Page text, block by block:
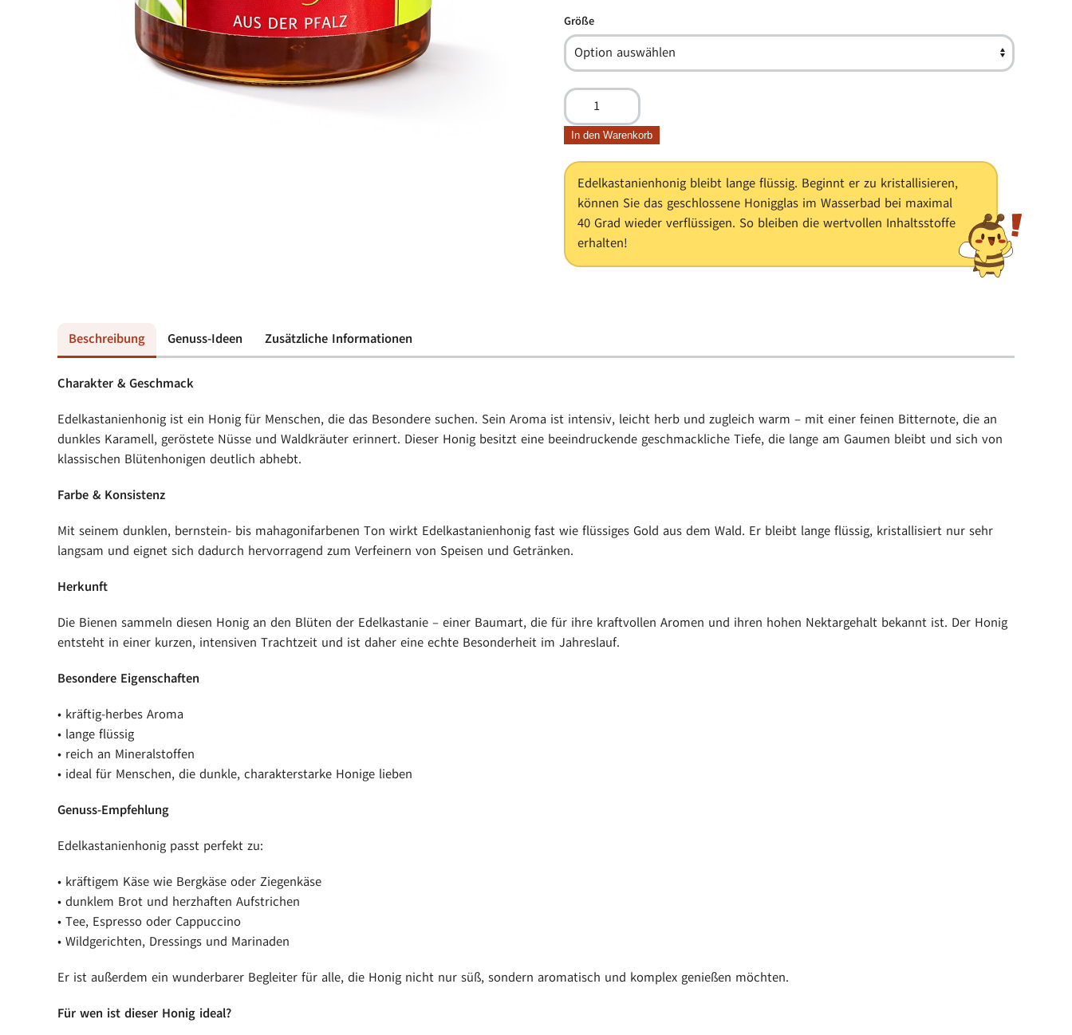
Größe
Edelkastanienhonig
Menge
In den Warenkorb
Edelkastanienhonig bleibt lange flüssig. Beginnt er zu kristallisieren,
können Sie das geschlossene Honigglas im Wasserbad bei maximal
40 Grad wieder verflüssigen. So bleiben die wertvollen Inhaltsstoffe
erhalten!
Beschreibung Genuss-Ideen Zusätzliche Informationen
Charakter & Geschmack
Edelkastanienhonig ist ein Honig für Menschen, die das Besondere suchen. Sein Aroma ist intensiv, leicht herb und zugleich warm – mit einer feinen Bitternote, die an
dunkles Karamell, geröstete Nüsse und Waldkräuter erinnert. Dieser Honig besitzt eine beeindruckende geschmackliche Tiefe, die lange am Gaumen bleibt und sich von
klassischen Blütenhonigen deutlich abhebt.
Farbe & Konsistenz
Mit seinem dunklen, bernstein- bis mahagonifarbenen Ton wirkt Edelkastanienhonig fast wie flüssiges Gold aus dem Wald. Er bleibt lange flüssig, kristallisiert nur sehr
langsam und eignet sich dadurch hervorragend zum Verfeinern von Speisen und Getränken.
Herkunft
Die Bienen sammeln diesen Honig an den Blüten der Edelkastanie – einer Baumart, die für ihre kraftvollen Aromen und ihren hohen Nektargehalt bekannt ist. Der Honig
entsteht in einer kurzen, intensiven Trachtzeit und ist daher eine echte Besonderheit im Jahreslauf.
Besondere Eigenschaften
• kräftig-herbes Aroma
• lange flüssig
• reich an Mineralstoffen
• ideal für Menschen, die dunkle, charakterstarke Honige lieben
Genuss-Empfehlung
Edelkastanienhonig passt perfekt zu:
• kräftigem Käse wie Bergkäse oder Ziegenkäse
• dunklem Brot und herzhaften Aufstrichen
• Tee, Espresso oder Cappuccino
• Wildgerichten, Dressings und Marinaden
Er ist außerdem ein wunderbarer Begleiter für alle, die Honig nicht nur süß, sondern aromatisch und komplex genießen möchten.
Für wen ist dieser Honig ideal?